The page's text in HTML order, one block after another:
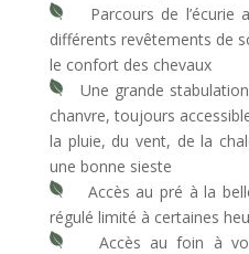
Parcours de l’écurie
différents revêtements de
le confort des chevaux
Une grande stabulation
chanvre, toujours
la pluie, du vent, de la
une bonne sieste
Accès au pré à la
régulé limité à certaines
Accès au foin à